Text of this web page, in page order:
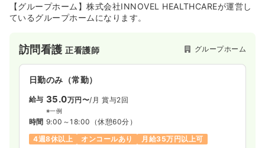
【グループホーム】株式会社INNOVEL HEALTHCAREが運営し
ているグループホームになります。
訪問看護正看護師 グループホーム
日勤のみ（常勤）
給与 35.0万円〜/月 賞与2回
※一例
時間 9:00～18:00 （休憩60分）
4週8休以上
オンコールあり 月給35万円以上可